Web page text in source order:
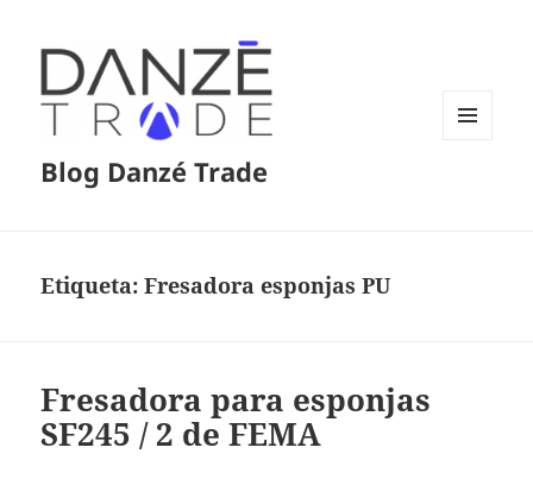
Blog Danzé Trade
Etiqueta:Fresadora esponjas PU
Fresadora para esponjas
SF245 / 2 de FEMA